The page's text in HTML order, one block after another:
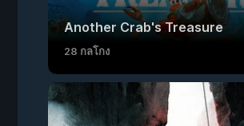
Another Crab's Treasure
28 กลโกง